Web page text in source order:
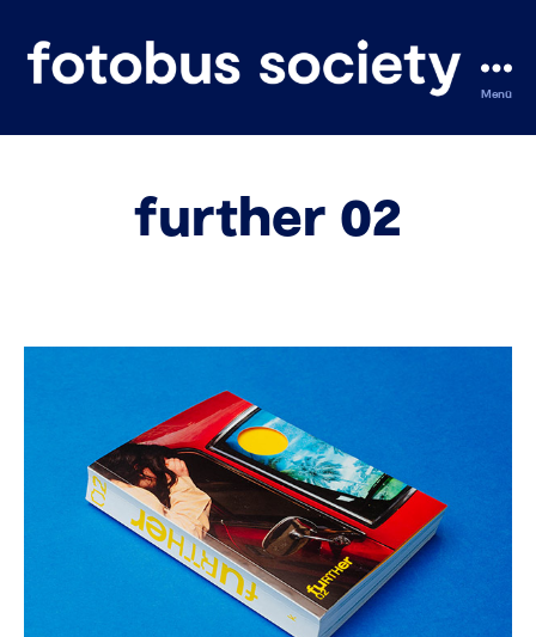
society
Menü
further 02